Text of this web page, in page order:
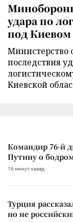
удара по
под Киевом
Министерство
последствия
Киевской
Командир 76-й
Путину о
16 минут назад
Турция
но не